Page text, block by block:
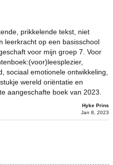
prikkelende tekst, niet
leerkracht op een basisschool
voor mijn groep 7. Voor
sociaal emotionele ontwikkeling,
wereld oriëntatie en
aangeschafte boek van 2023.
Hyke Prins
Jan 8, 2023